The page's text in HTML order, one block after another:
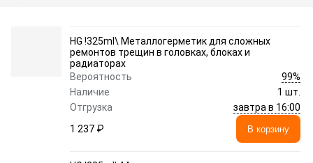
HG !325ml\ Металлогерметик для сложных
ремонтов трещин в головках, блоках и
радиаторах
Вероятность
99%
Наличие
1 шт.
Отгрузка
завтра в 16:00
1 237 ₽
В корзину